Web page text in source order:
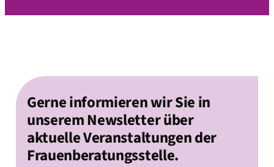
Gerne informieren wir Sie in
unserem Newsletter über
aktuelle Veranstaltungen der
Frauenberatungsstelle.